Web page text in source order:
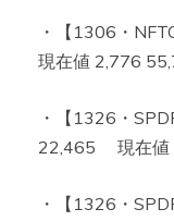
・【1306・
現在値 2,776
・【1326・
22,465 現在値
・【1326・